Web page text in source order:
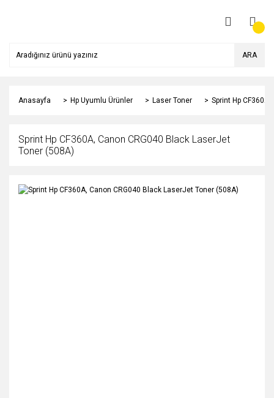
ARA
Anasayfa Hp Uyumlu Ürünler Laser Toner Sprint Hp
Sprint Hp CF360A, Canon CRG040 Black LaserJet
Toner (508A)